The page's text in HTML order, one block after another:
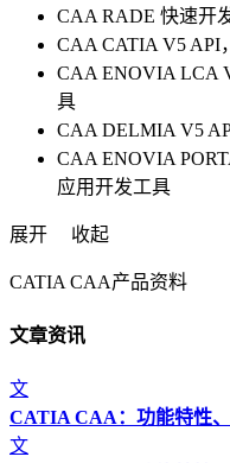
CAA RADE 快速开
CAA CATIA V5 API
CAA ENOVIA LCA
具
CAA DELMIA V5
CAA ENOVIA
应用开发工具
展开 收起
CATIA CAA产品资料
文章资讯
文
CATIA CAA：功能特性
文